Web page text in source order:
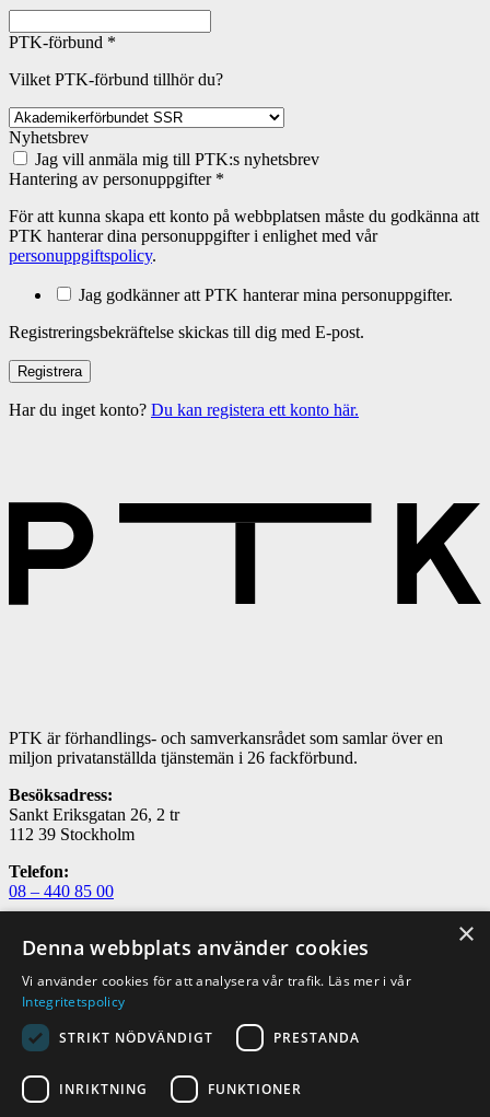
PTK-förbund *
Vilket PTK-förbund tillhör du?
Nyhetsbrev
Jag vill anmäla mig till PTK:s nyhetsbrev
Hantering av personuppgifter *
För att kunna skapa ett konto på webbplatsen måste du godkänna att
PTK hanterar dina personuppgifter i enlighet med vår
personuppgiftspolicy.
Jag godkänner att PTK hanterar mina personuppgifter.
Registreringsbekräftelse skickas till dig med E-post.
Har du inget konto? Du kan registera ett konto här.
PTK är förhandlings- och samverkansrådet som samlar över en
miljon privatanställda tjänstemän i 26 fackförbund.
Besöksadress:
Sankt Eriksgatan 26, 2 tr
112 39 Stockholm
Telefon:
08 – 440 85 00
utbildning@ptk.se
Om PTK
Kontakta oss
FAQ – vanliga frågor och svar
PTK på LinkedIn
×
Denna webbplats använder cookies
Vi använder cookies för att analysera vår trafik. Läs mer i vår
Integritetspolicy
STRIKT NÖDVÄNDIGT
PRESTANDA
INRIKTNING FUNKTIONER